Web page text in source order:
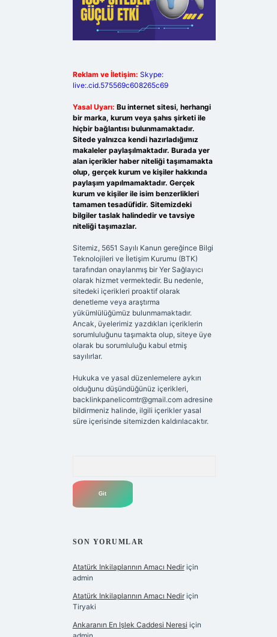
Reklam ve İletişim: Skype:
live:.cid.575569c608265c69
Yasal Uyarı: Bu internet sitesi, herhangi
bir marka, kurum veya şahıs şirketi ile
hiçbir bağlantısı bulunmamaktadır.
Sitede yalnızca kendi hazırladığımız
makaleler paylaşılmaktadır. Burada yer
alan içerikler haber niteliği taşımamakta
olup, gerçek kurum ve kişiler hakkında
paylaşım yapılmamaktadır. Gerçek
kurum ve kişiler ile isim benzerlikleri
tamamen tesadüfidir. Sitemizdeki
bilgiler taslak halindedir ve tavsiye
niteliği taşımazlar.
Sitemiz, 5651 Sayılı Kanun gereğince Bilgi
Teknolojileri ve İletişim Kurumu (BTK)
tarafından onaylanmış bir Yer Sağlayıcı
olarak hizmet vermektedir. Bu nedenle,
sitedeki içerikleri proaktif olarak
denetleme veya araştırma
yükümlülüğümüz bulunmamaktadır.
Ancak, üyelerimiz yazdıkları içeriklerin
sorumluluğunu taşımakta olup, siteye üye
olarak bu sorumluluğu kabul etmiş
sayılırlar.
Hukuka ve yasal düzenlemelere aykırı
olduğunu düşündüğünüz içerikleri,
backlinkpanelicomtr@gmail.comadresine
bildirmeniz halinde, ilgili içerikler yasal
süre içerisinde sitemizden kaldırılacaktır.
SON YORUMLAR
Atatürk Inkilaplarının Amacı Nediriçin
admin
Atatürk Inkilaplarının Amacı Nediriçin
Tiryaki
Ankaranın En Işlek Caddesi Neresi için